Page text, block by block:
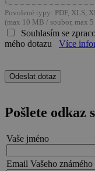
Povolené typy: PDF, XLS,
(max 10 MB / soubor, max
Souhlasím se
mého dotazu
Více
Pošlete odkaz
Vaše jméno
Email Vašeho známého